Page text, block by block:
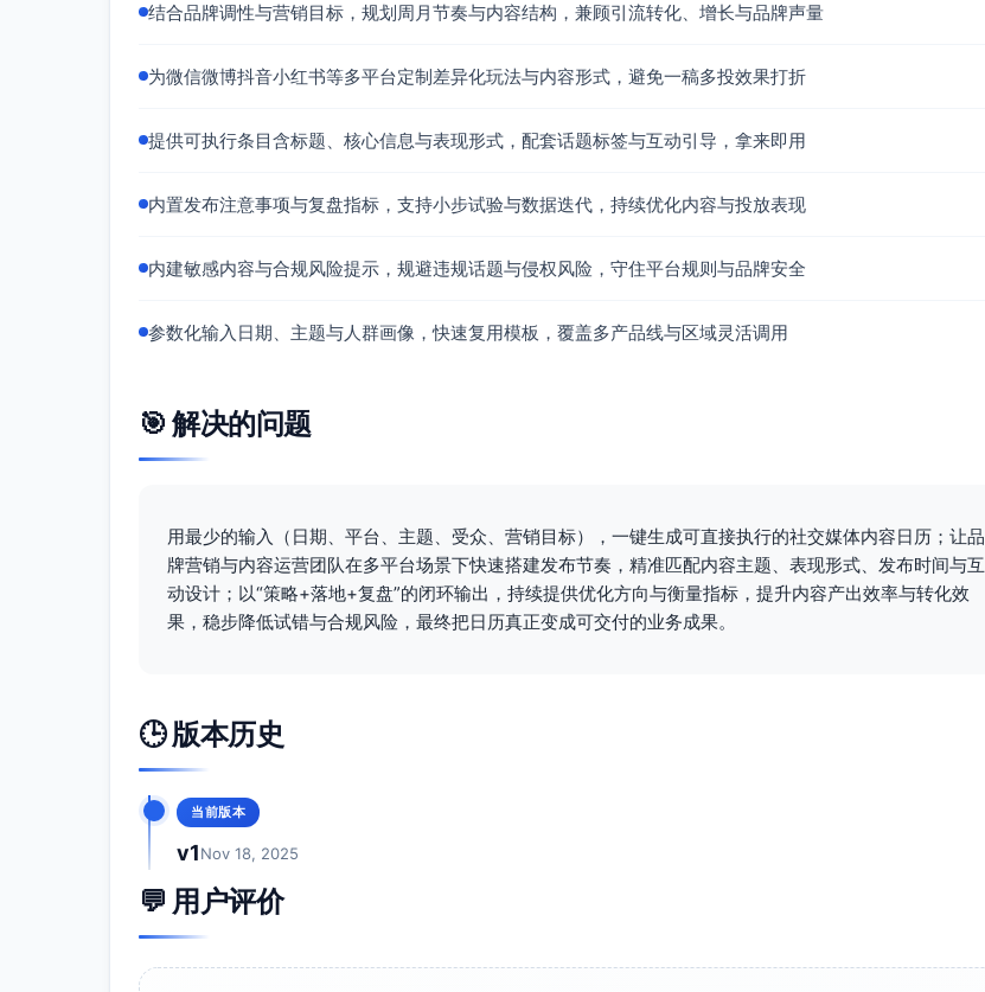
形式：15秒动效+卡片
CTA：预约直播（第3周）
抖音
形式：对比短视频（前三秒聚焦泛红→舒缓）
CTA：加企业微信领手册
周二 12:30｜《成分到底安全在哪里？30秒讲配方逻辑》
周六 21:00｜《孕期护肤避雷清单（合规提示）》
周日 12:30｜《红测布测试演示（敏感肌友好实践）》
周二 20:30｜图文《皮肤屏障受损的5个信号与修护路径》
互动：评论“清单”获PDF
CTA：关注+加入社群
第2周｜场景种草
周一 20:30｜图文《早晚修护搭配：7天稳定挑战清单》
互动：评论“打卡”领取打卡模板
CTA：参与#7天稳定挑战#
周三 12:30｜达人素颜3天记录（拼贴前后微变化，声明个体差异）
结合品牌调性与营销目标，规划周月节奏与内容结构，兼顾引流转化、增长与品牌声量
为微信微博抖音小红书等多平台定制差异化玩法与内容形式，避免一稿多投效果打折
提供可执行条目含标题、核心信息与表现形式，配套话题标签与互动引导，拿来即用
内置发布注意事项与复盘指标，支持小步试验与数据迭代，持续优化内容与投放表现
内建敏感内容与合规风险提示，规避违规话题与侵权风险，守住平台规则与品牌安全
参数化输入日期、主题与人群画像，快速复用模板，覆盖多产品线与区域灵活调用
🎯 解决的问题
用最少的输入（日期、平台、主题、受众、营销目标），一键生成可直接执行的社交媒体内容日历；让品
牌营销与内容运营团队在多平台场景下快速搭建发布节奏，精准匹配内容主题、表现形式、发布时间与互
动设计；以“策略+落地+复盘”的闭环输出，持续提供优化方向与衡量指标，提升内容产出效率与转化效
果，稳步降低试错与合规风险，最终把日历真正变成可交付的业务成果。
🕒 版本历史
当前版本
v1Nov 18, 2025
💬 用户评价